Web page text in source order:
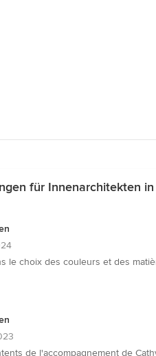
für Innenarchitekten
le choix des couleurs et des
de l'accompagnement de